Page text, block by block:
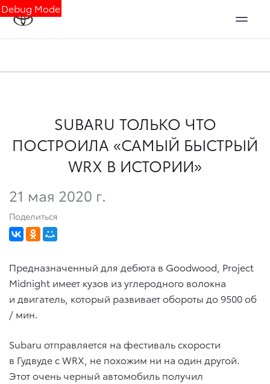
Debug Mode
SUBARU ТОЛЬКО ЧТО
ПОСТРОИЛА «САМЫЙ БЫСТРЫЙ
WRX В ИСТОРИИ»
21 мая 2020 г.
Поделиться
Предназначенный для дебюта в Goodwood, Project
Midnight имеет кузов из углеродного волокна
и двигатель, который развивает обороты до 9500 об
/ мин.
Subaru отправляется на фестиваль скорости
в Гудвуде с WRX, не похожим ни на один другой.
Этот очень черный автомобиль получил